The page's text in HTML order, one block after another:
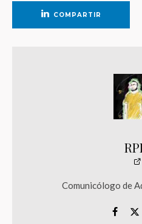
COMPARTIR
Comunicólogo de